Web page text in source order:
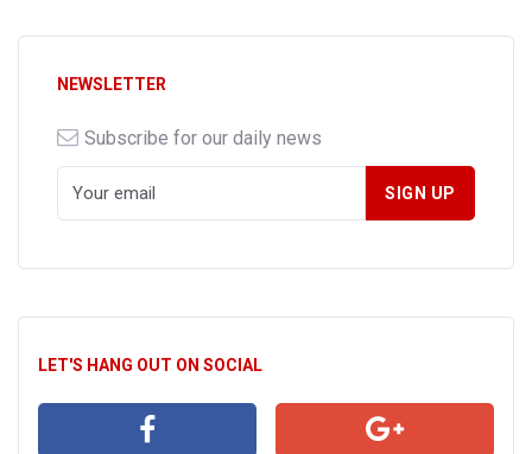
NEWSLETTER
Subscribe for our daily news
LET'S HANG OUT ON SOCIAL